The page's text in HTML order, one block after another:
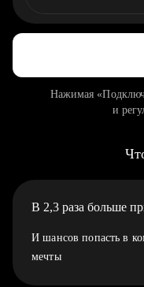
Нажимая
и
В 2,3 раза больше
И шансов попасть в
мечты